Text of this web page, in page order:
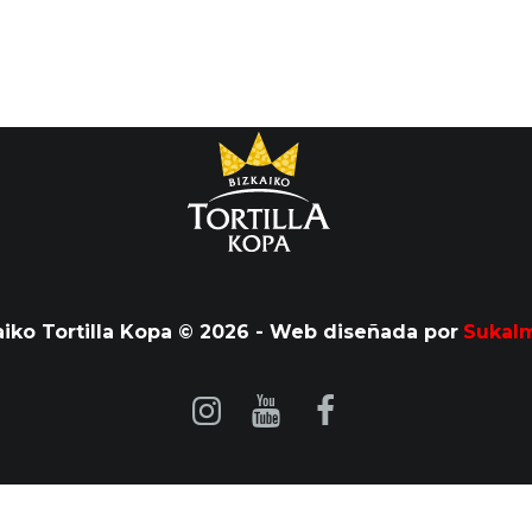
Tortilla Kopa © 2026 - Web diseñada por